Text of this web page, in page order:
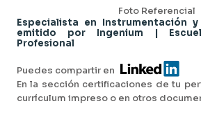
Foto Referencial
Especialista en Instrumentación
emitido por Ingenium |
Profesional
Puedes compartir en
En la sección certificaciones de tu
currículum impreso o en otros